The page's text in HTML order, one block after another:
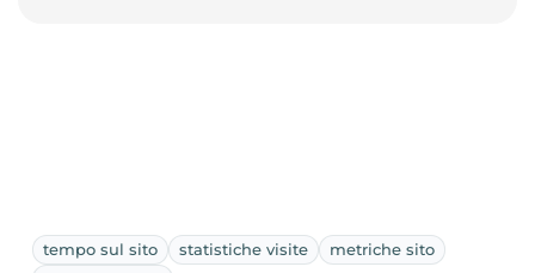
tempo sul sito statistiche visite
metriche sito